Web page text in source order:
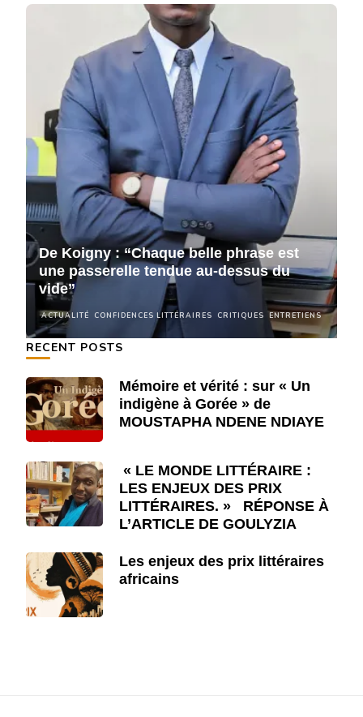
ACTUALITÉ CONFIDENCES LITTÉRAIRES CRITIQUES ENTRETIENS
De Koigny : “Chaque belle phrase est
une passerelle tendue au-dessus du
vide”
RECENT POSTS
Mémoire et vérité : sur « Un
indigène à Gorée » de
MOUSTAPHA NDENE NDIAYE
« LE MONDE LITTÉRAIRE :
LES ENJEUX DES PRIX
LITTÉRAIRES. » RÉPONSE À
L’ARTICLE DE GOULYZIA
Les enjeux des prix littéraires
africains